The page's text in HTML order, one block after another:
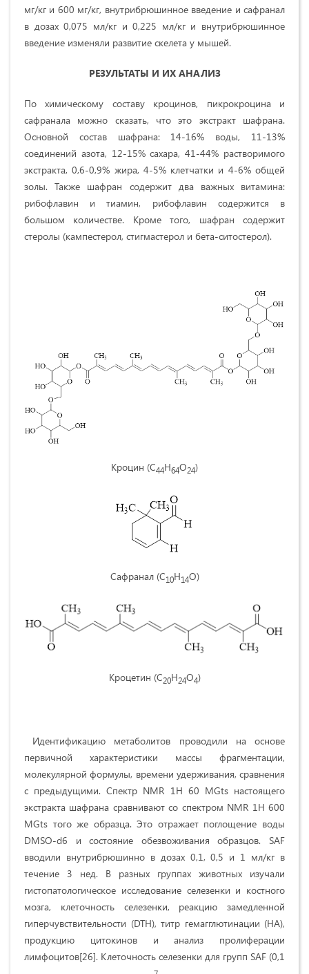
мг/кг и 600 мг/кг, внутрибрюшинное введение и сафранал
в дозах 0,075 мл/кг и 0,225 мл/кг и внутрибрюшинное
введение изменяли развитие скелета у мышей.
РЕЗУЛЬТАТЫ И ИХ АНАЛИЗ
По химическому составу кроцинов, пикрокроцина и
сафранала можно сказать, что это экстракт шафрана.
Основной состав шафрана: 14-16% воды, 11-13%
соединений азота, 12-15% сахара, 41-44% растворимого
экстракта, 0,6-0,9% жира, 4-5% клетчатки и 4-6% общей
золы. Также шафран содержит два важных витамина:
рибофлавин и тиамин, рибофлавин содержится в
большом количестве. Кроме того, шафран содержит
стеролы (кампестерол, стигмастерол и бета-ситостерол).
Кроцин (C44H64O24)
Сафранал (C10H14O)
Кроцетин (C20H24O4)
Идентификацию метаболитов проводили на основе
первичной характеристики массы фрагментации,
молекулярной формулы, времени удерживания, сравнения
с предыдущими. Спектр NMR 1H 60 MGts настоящего
экстракта шафрана сравнивают со спектром NMR 1H 600
MGts того же образца. Это отражает поглощение воды
DMSO-d6 и состояние обезвоживания образцов. SAF
вводили внутрибрюшинно в дозах 0,1, 0,5 и 1 мл/кг в
течение 3 нед. В разных группах животных изучали
гистопатологическое исследование селезенки и костного
мозга, клеточность селезенки, реакцию замедленной
гиперчувствительности (DTH), титр гемагглютинации (HA),
продукцию цитокинов и анализ пролиферации
лимфоцитов[26]. Клеточность селезенки для групп SAF (0,1